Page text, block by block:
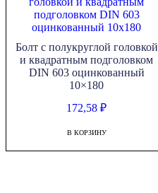
Болт с полукруглой головкой
и квадратным подголовком
DIN 603 оцинкованный
10×180
172,58₽
В КОРЗИНУ